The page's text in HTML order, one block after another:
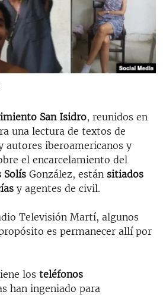
EN CUBA
EN AMÉRICA LATINA
A UCRANIA
San Isidro, reunidos en
una lectura de textos de
autores iberoamericanos y
el encarcelamiento del
Solís González, están sitiados
y agentes de civil.
Televisión Martí, algunos
es permanecer allí por
los teléfonos
han ingeniado para